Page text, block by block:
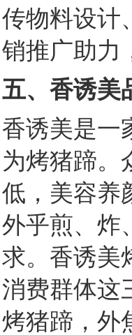
传物料设计
销推广助力
五、 香诱美
香诱美是一
为烤猪蹄。
低，美容养
外乎煎、炸
求。香诱美
消费群体这
烤猪蹄，外